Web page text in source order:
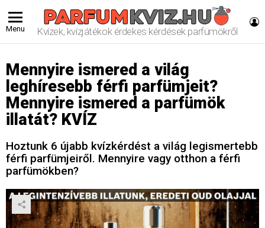
Menu Kvízek, kvízjátékok érdekes kérdések parfümökről
Mennyire ismered a világ
leghíresebb férfi parfümjeit?
Mennyire ismered a parfümök
illatát? KVÍZ
Hoztunk 6 újabb kvízkérdést a világ legismertebb
férfi parfümjeiről. Mennyire vagy otthon a férfi
parfümökben?